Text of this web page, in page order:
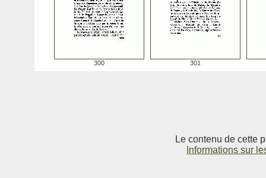
300 301
Le contenu de cette
Informations sur